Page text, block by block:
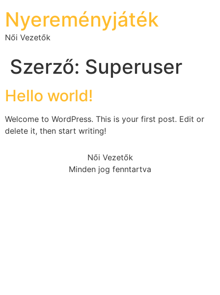
Nyereményjáték
Női Vezetők
Szerző: Superuser
Hello world!
Welcome to WordPress. This is your first post. Edit or
delete it, then start writing!
Női Vezetők
Minden jog fenntartva